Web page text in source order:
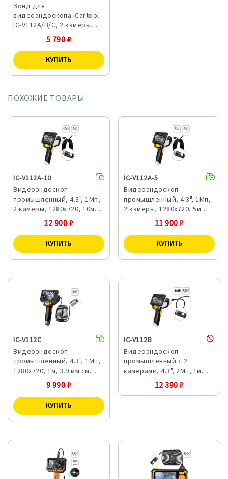
Зонд для
видеоэндоскопа iCartool
IC-V112A/B/C, 2 камеры…
5 790 ₽
ПОХОЖИЕ ТОВАРЫ
IC-V112A-10
Видеоэндоскоп
промышленный, 4.3", 1Мп,
2 камеры, 1280х720, 10м…
12 900 ₽
IC-V112A-5
Видеоэндоскоп
промышленный, 4.3", 1Мп,
2 камеры, 1280х720, 5м…
11 900₽
IC-V112C
Видеоэндоскоп
промышленный, 4.3", 1Мп,
1280x720, 1м, 3.9 мм см…
9 990 ₽
IC-V112B
Видеоэндоскоп
промышленный с 2
камерами, 4.3", 2Мп, 1м…
12 390₽